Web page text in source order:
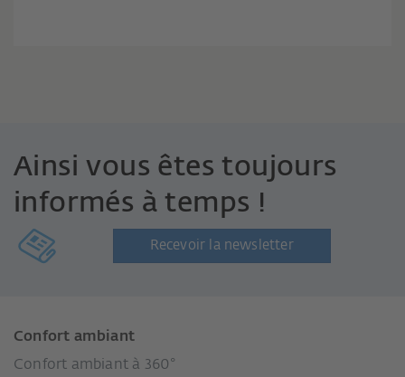
Ainsi vous êtes toujours
informés à temps !
Recevoir la newsletter
Confort ambiant
Confort ambiant à 360°